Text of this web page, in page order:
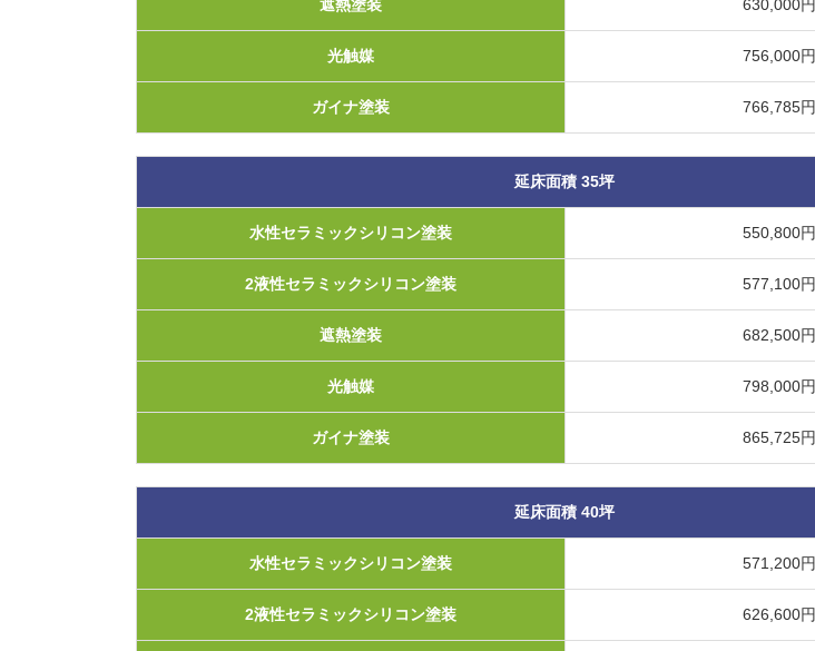
遮熱塗装 630,000円
光触媒 756,000円
ガイナ塗装 766,785円
延床面積 35坪
水性セラミックシリコン塗装 550,800円
2液性セラミックシリコン塗装 577,100円
遮熱塗装 682,500円
光触媒 798,000円
ガイナ塗装 865,725円
延床面積 40坪
水性セラミックシリコン塗装 571,200円
2液性セラミックシリコン塗装 626,600円